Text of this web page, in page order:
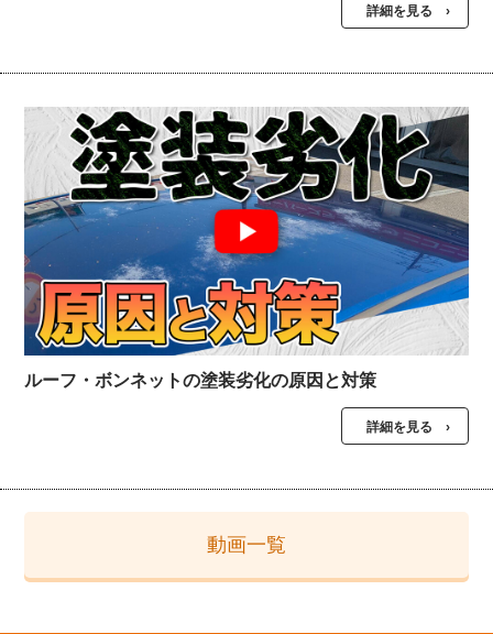
詳細を見る ›
ルーフ・ボンネットの塗装劣化の原因と対策
詳細を見る ›
動画一覧